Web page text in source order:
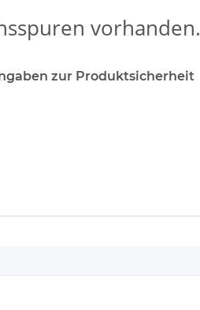
vorhanden.
zur Produktsicherheit